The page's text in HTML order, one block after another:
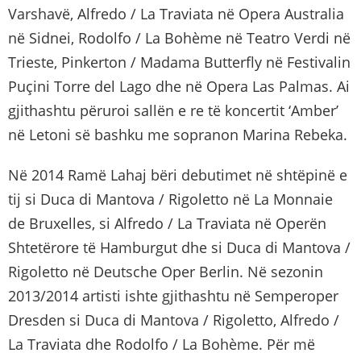
Varshavë, Alfredo / La Traviata në Opera Australia
në Sidnei, Rodolfo / La Bohème në Teatro Verdi në
Trieste, Pinkerton / Madama Butterfly në Festivalin
Puçini Torre del Lago dhe në Opera Las Palmas. Ai
gjithashtu përuroi sallën e re të koncertit ‘Amber’
në Letoni së bashku me sopranon Marina Rebeka.
Në 2014 Ramë Lahaj bëri debutimet në shtëpinë e
tij si Duca di Mantova / Rigoletto në La Monnaie
de Bruxelles, si Alfredo / La Traviata në Operën
Shtetërore të Hamburgut dhe si Duca di Mantova /
Rigoletto në Deutsche Oper Berlin. Në sezonin
2013/2014 artisti ishte gjithashtu në Semperoper
Dresden si Duca di Mantova / Rigoletto, Alfredo /
La Traviata dhe Rodolfo / La Bohème. Për më